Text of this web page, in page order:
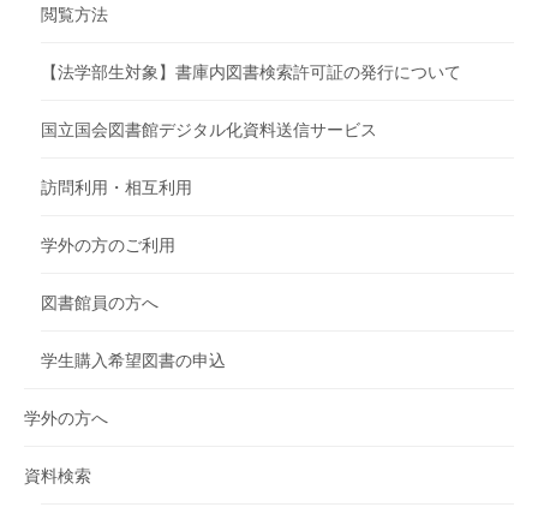
閲覧方法
【法学部生対象】書庫内図書検索許可証の発行について
国立国会図書館デジタル化資料送信サービス
訪問利用・相互利用
学外の方のご利用
図書館員の方へ
学生購入希望図書の申込
学外の方へ
資料検索